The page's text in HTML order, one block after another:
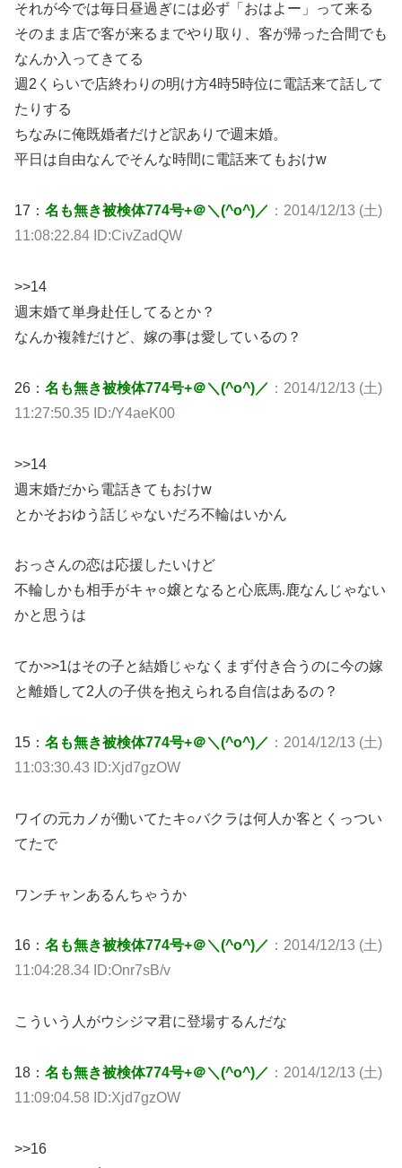
それが今では毎日昼過ぎには必ず「おはよー」って来る
そのまま店で客が来るまでやり取り、客が帰った合間でも
なんか入ってきてる
週2くらいで店終わりの明け方4時5時位に電話来て話して
たりする
ちなみに俺既婚者だけど訳ありで週末婚。
平日は自由なんでそんな時間に電話来てもおけw
17： 名も無き被検体774号+＠＼(^o^)／ ：2014/12/13 (土)
11:08:22.84 ID:CivZadQW
>>14
週末婚て単身赴任してるとか？
なんか複雑だけど、嫁の事は愛しているの？
26： 名も無き被検体774号+＠＼(^o^)／ ：2014/12/13 (土)
11:27:50.35 ID:/Y4aeK00
>>14
週末婚だから電話きてもおけw
とかそおゆう話じゃないだろ不輪はいかん
おっさんの恋は応援したいけど
不輪しかも相手がキャ○嬢となると心底馬.鹿なんじゃない
かと思うは
てか>>1はその子と結婚じゃなくまず付き合うのに今の嫁
と離婚して2人の子供を抱えられる自信はあるの？
15： 名も無き被検体774号+＠＼(^o^)／ ：2014/12/13 (土)
11:03:30.43 ID:Xjd7gzOW
ワイの元カノが働いてたキ○バクラは何人か客とくっつい
てたで
ワンチャンあるんちゃうか
16： 名も無き被検体774号+＠＼(^o^)／ ：2014/12/13 (土)
11:04:28.34 ID:Onr7sB/v
こういう人がウシジマ君に登場するんだな
18： 名も無き被検体774号+＠＼(^o^)／ ：2014/12/13 (土)
11:09:04.58 ID:Xjd7gzOW
>>16